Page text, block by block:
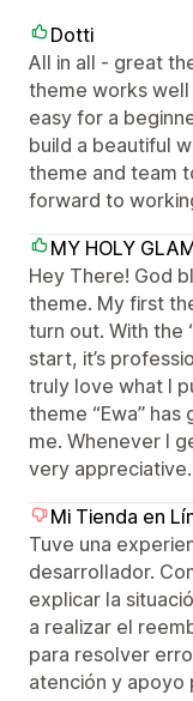
Dotti
All in all - great
theme works
easy for a
build a beautiful
theme and team
forward to
MY HOLY
Hey There! God
theme. My first
turn out. With the
start, it’s
truly love what I
theme “Ewa”
me. Whenever I
very
Mi Tienda en
Tuve una
desarrollador.
explicar la
a realizar el
para resolver
atención y